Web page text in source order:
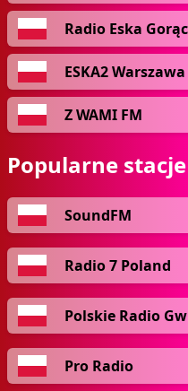
Radio Eska
ESKA2 Warszawa
Z WAMI FM
Popularne
SoundFM
Radio 7 Poland
Polskie Radio
Pro Radio